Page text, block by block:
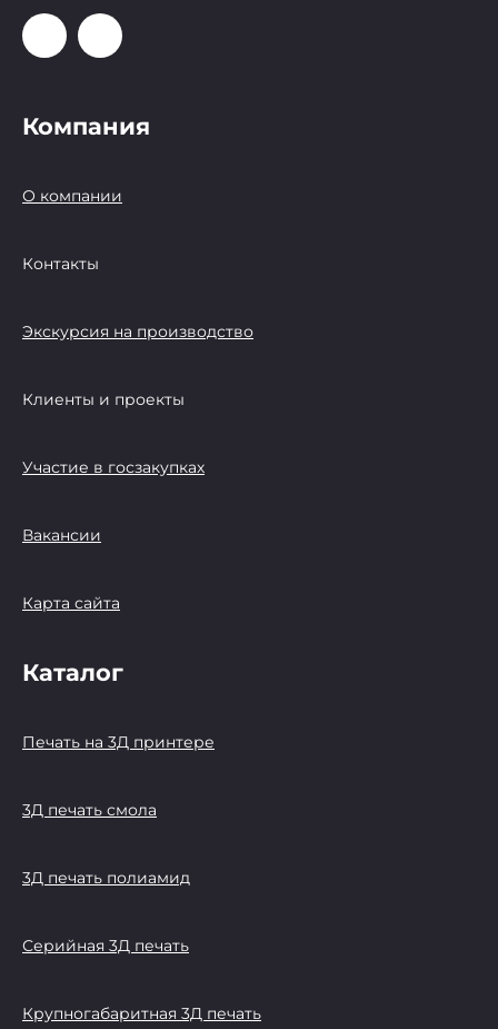
Компания
О компании
Контакты
Экскурсия на производство
Клиенты и проекты
Участие в госзакупках
Вакансии
Карта сайта
Каталог
Печать на 3Д принтере
3Д печать смола
3Д печать полиамид
Серийная 3Д печать
Крупногабаритная 3Д печать